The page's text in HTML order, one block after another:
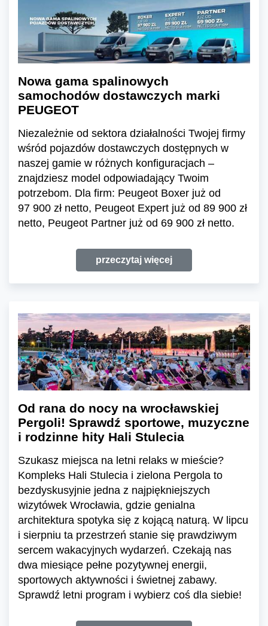
Nowa gama spalinowych
samochodów dostawczych marki
PEUGEOT
Niezależnie od sektora działalności Twojej firmy
wśród pojazdów dostawczych dostępnych w
naszej gamie w różnych konfiguracjach –
znajdziesz model odpowiadający Twoim
potrzebom. Dla firm: Peugeot Boxer już od
97 900 zł netto, Peugeot Expert już od 89 900 zł
netto, Peugeot Partner już od 69 900 zł netto.
przeczytaj więcej
Od rana do nocy na wrocławskiej
Pergoli! Sprawdź sportowe, muzyczne
i rodzinne hity Hali Stulecia
Szukasz miejsca na letni relaks w mieście?
Kompleks Hali Stulecia i zielona Pergola to
bezdyskusyjnie jedna z najpiękniejszych
wizytówek Wrocławia, gdzie genialna
architektura spotyka się z kojącą naturą. W lipcu
i sierpniu ta przestrzeń stanie się prawdziwym
sercem wakacyjnych wydarzeń. Czekają nas
dwa miesiące pełne pozytywnej energii,
sportowych aktywności i świetnej zabawy.
Sprawdź letni program i wybierz coś dla siebie!